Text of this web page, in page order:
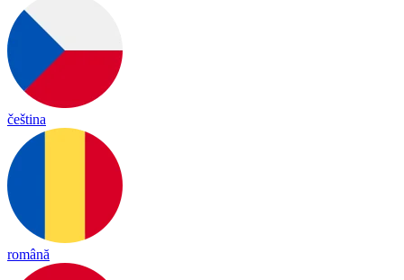
čeština
română